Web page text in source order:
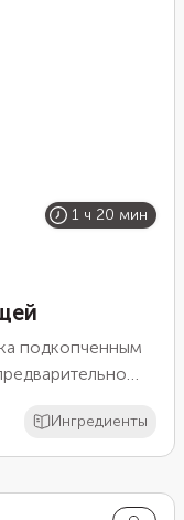
1 ч 20 мин
подкопченным
паприки.
ноткой. Но
Ингредиенты